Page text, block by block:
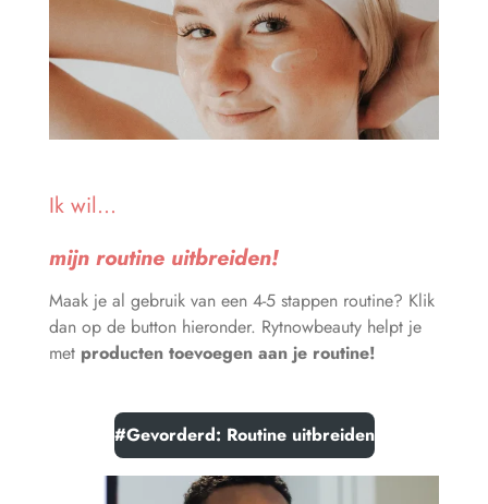
Ik wil...
mijn routine uitbreiden!
Maak je al gebruik van een 4-5 stappen routine? Klik
dan op de button hieronder. Rytnowbeauty helpt je
met producten toevoegen aan je routine!
#Gevorderd: Routine uitbreiden